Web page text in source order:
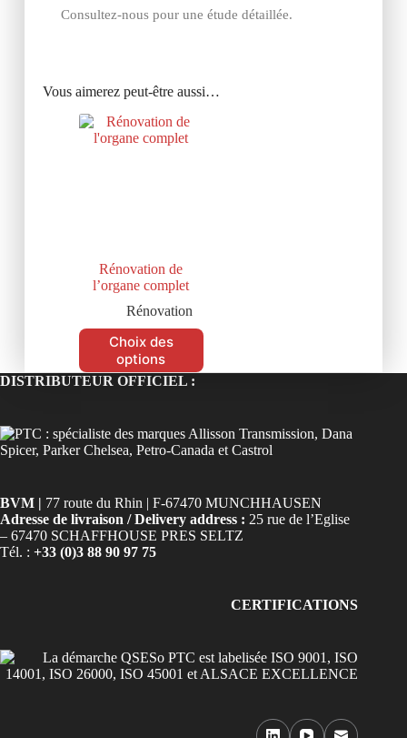
Consultez-nous pour une étude détaillée.
Vous aimerez peut-être aussi…
Rénovation de
l’organe complet
Rénovation
Choix des
options
DISTRIBUTEUR OFFICIEL :
BVM | 77 route du Rhin | F-67470 MUNCHHAUSEN
Adresse de livraison / Delivery address : 25 rue de l’Eglise
– 67470 SCHAFFHOUSE PRES SELTZ
Tél. : +33 (0)3 88 90 97 75
CERTIFICATIONS